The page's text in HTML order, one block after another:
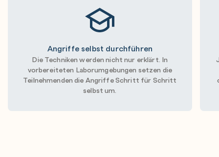
Angriffe selbst durchführen
Die Techniken werden nicht nur erklärt. In
vorbereiteten Laborumgebungen setzen die
Teilnehmenden die Angriffe Schritt für Schritt
selbst um.